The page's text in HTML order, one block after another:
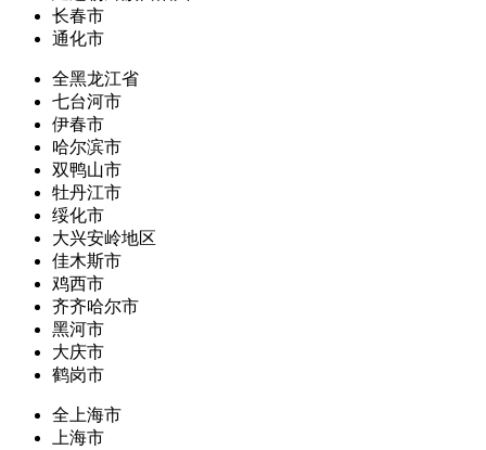
长春市
通化市
全黑龙江省
七台河市
伊春市
哈尔滨市
双鸭山市
牡丹江市
绥化市
大兴安岭地区
佳木斯市
鸡西市
齐齐哈尔市
黑河市
大庆市
鹤岗市
全上海市
上海市